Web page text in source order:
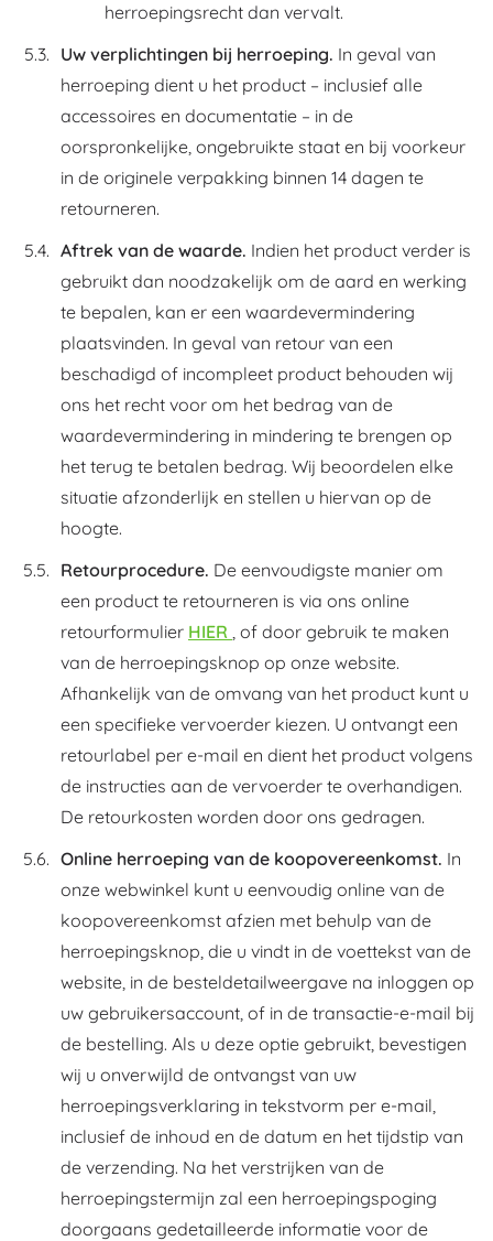
herroepingsrecht dan vervalt.
Uw verplichtingen bij herroeping. In geval van
herroeping dient u het product – inclusief alle
accessoires en documentatie – in de
oorspronkelijke, ongebruikte staat en bij voorkeur
in de originele verpakking binnen 14 dagen te
retourneren.
Aftrek van de waarde. Indien het product verder is
gebruikt dan noodzakelijk om de aard en werking
te bepalen, kan er een waardevermindering
plaatsvinden. In geval van retour van een
beschadigd of incompleet product behouden wij
ons het recht voor om het bedrag van de
waardevermindering in mindering te brengen op
het terug te betalen bedrag. Wij beoordelen elke
situatie afzonderlijk en stellen u hiervan op de
hoogte.
Retourprocedure. De eenvoudigste manier om
een product te retourneren is via ons online
retourformulier HIER , of door gebruik te maken
van de herroepingsknop op onze website.
Afhankelijk van de omvang van het product kunt u
een specifieke vervoerder kiezen. U ontvangt een
retourlabel per e-mail en dient het product volgens
de instructies aan de vervoerder te overhandigen.
De retourkosten worden door ons gedragen.
Online herroeping van de koopovereenkomst. In
onze webwinkel kunt u eenvoudig online van de
koopovereenkomst afzien met behulp van de
herroepingsknop, die u vindt in de voettekst van de
website, in de besteldetailweergave na inloggen op
uw gebruikersaccount, of in de transactie-e-mail bij
de bestelling. Als u deze optie gebruikt, bevestigen
wij u onverwijld de ontvangst van uw
herroepingsverklaring in tekstvorm per e-mail,
inclusief de inhoud en de datum en het tijdstip van
de verzending. Na het verstrijken van de
herroepingstermijn zal een herroepingspoging
doorgaans gedetailleerde informatie voor de